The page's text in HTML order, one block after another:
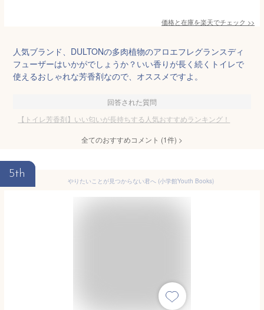
価格と在庫を楽天でチェック >>
人気ブランド、DULTONの多肉植物のアロエフレグランスディ
フューザーはいかがでしょうか？いい香りが長く続くトイレで
使えるおしゃれな芳香剤なので、オススメですよ。
回答された質問
【トイレ芳香剤】いい匂いが長持ちする人気おすすめランキング！
全てのおすすめコメント (1件) >
5th
やりたいことが見つからない君へ (小学館Youth Books)